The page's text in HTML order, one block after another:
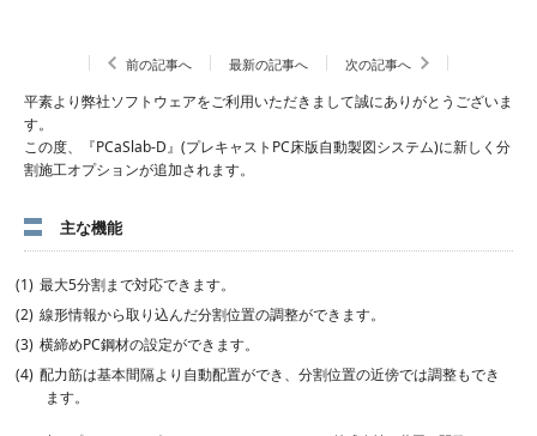
前の記事へ 最新の記事へ 次の記事へ
平素より弊社ソフトウェアをご利用いただきまして誠にありがとうございま
す。
この度、『PCaSlab-D』(プレキャストPC床版自動製図システム)に新しく分
割施工オプションが追加されます。
主な機能
最大5分割まで対応できます。
線形情報から取り込んだ分割位置の調整ができます。
横締めPC鋼材の設定ができます。
配力筋は基本間隔より自動配置ができ、分割位置の近傍では調整もでき
ます。